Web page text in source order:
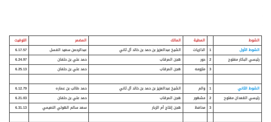
الشوط المطية المالك المضمر
التوقيت
الشوط الأول
1 الذاريات الشيخ عبدالعزيز بن حمد بن خالد آل ثاني عبدالرحمن سعيد الفسل
6.17.57
رئيسي البكار مفتوح
2 حور هجن المرقاب حمد علي بن حلفان
6.24.97
3 ملزومه هجن المرقاب حمد علي بن حلفان 6.25.13
الشوط الثاني 1 والم الشيخ عبدالعزيز بن حمد بن خالد آل ثاني حمد طالب بن عماره
6.12.79
رئيسي القعدان مفتوح
2 مشهور هجن المرقاب حمد علي بن حلفان
6.21.03
3 محافظ هجن إنتاج أم الزبار سعد سالم الهولي النعيمي 6.31.13